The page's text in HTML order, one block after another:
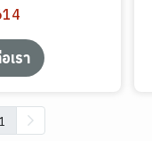
เรา
1